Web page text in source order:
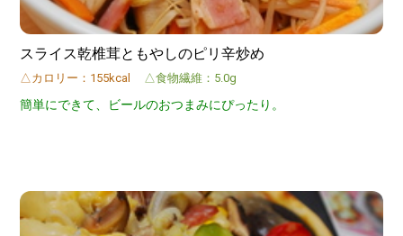
スライス乾椎茸ともやしのピリ辛炒め
△カロリー：155kcal △食物繊維：5.0g
簡単にできて、ビールのおつまみにぴったり。